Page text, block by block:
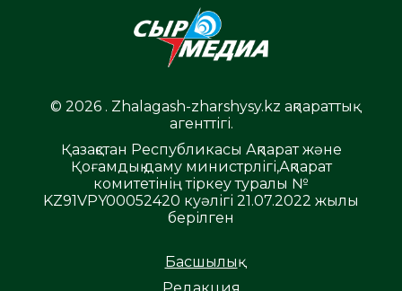
© 2026 . Zhalagash-zharshysy.kz ақпараттық
агенттігі.
Қазақстан Республикасы Ақпарат және
Қоғамдық даму министрлігі,Ақпарат
комитетінің тіркеу туралы №
KZ91VPY00052420 куәлігі 21.07.2022 жылы
берілген
Басшылық